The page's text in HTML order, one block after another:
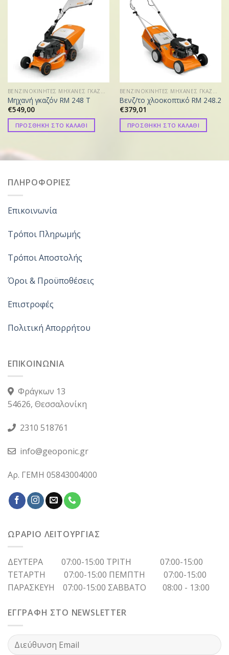
Μηχανή γκαζόν RM 248 Τ
€549,00
ΠΡΟΣΘΗΚΗ ΣΤΟ ΚΑΛΑΘΙ
Βενζ/το χλοοκοπτικό RM 248.2
€379,01
ΠΡΟΣΘΗΚΗ ΣΤΟ ΚΑΛΑΘΙ
ΠΛΗΡΟΦΟΡΙΕΣ
Επικοινωνία
Τρόποι Πληρωμής
Τρόποι Αποστολής
Όροι & Προϋποθέσεις
Επιστροφές
Πολιτική Απορρήτου
ΕΠΙΚΟΙΝΩΝΙΑ
Φράγκων 13
54626, Θεσσαλονίκη
2310 518761
info@geoponic.gr
Αρ. ΓΕΜΗ 05843004000
ΩΡΑΡΙΟ ΛΕΙΤΟΥΡΓΙΑΣ
ΔΕΥΤΕΡΑ 07:00-15:00 ΤΡΙΤΗ 07:00-15:00
ΤΕΤΑΡΤΗ 07:00-15:00 ΠΕΜΠΤΗ 07:00-15:00
ΠΑΡΑΣΚΕΥΗ 07:00-15:00 ΣΑΒΒΑΤΟ 08:00 - 13:00
ΕΓΓΡΑΦΗ ΣΤΟ NEWSLETTER